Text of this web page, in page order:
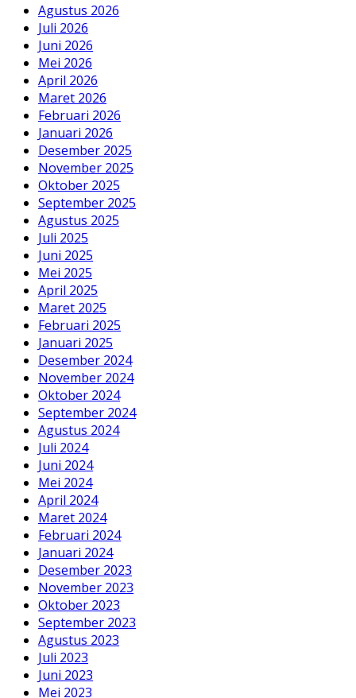
Agustus 2026
Juli 2026
Juni 2026
Mei 2026
April 2026
Maret 2026
Februari 2026
Januari 2026
Desember 2025
November 2025
Oktober 2025
September 2025
Agustus 2025
Juli 2025
Juni 2025
Mei 2025
April 2025
Maret 2025
Februari 2025
Januari 2025
Desember 2024
November 2024
Oktober 2024
September 2024
Agustus 2024
Juli 2024
Juni 2024
Mei 2024
April 2024
Maret 2024
Februari 2024
Januari 2024
Desember 2023
November 2023
Oktober 2023
September 2023
Agustus 2023
Juli 2023
Juni 2023
Mei 2023